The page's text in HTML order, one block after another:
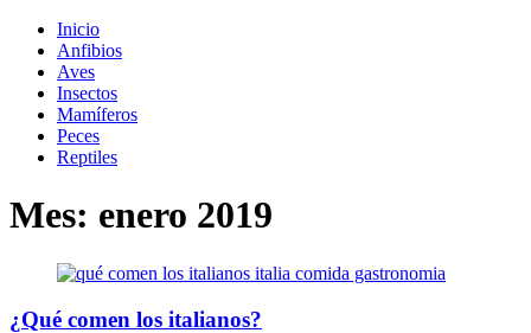
Inicio
Anfibios
Aves
Insectos
Mamíferos
Peces
Reptiles
Mes: enero 2019
¿Qué comen los italianos?